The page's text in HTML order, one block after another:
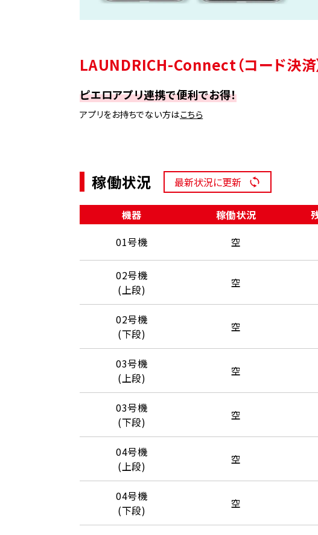
LAUNDRICH-Connect（コード決済
ピエロアプリ連携で便利でお得！
アプリをお持ちでない方はこちら
稼働状況 最新状況に更新
機器 稼働状況
01号機
空
02号機
(上段)
空
02号機
(下段)
空
03号機
(上段)
空
03号機
(下段)
空
04号機
(上段)
空
04号機
(下段)
空